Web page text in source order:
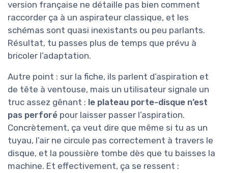
version française ne détaille pas bien comment
raccorder ça à un aspirateur classique, et les
schémas sont quasi inexistants ou peu parlants.
Résultat, tu passes plus de temps que prévu à
bricoler l’adaptation.
Autre point : sur la fiche, ils parlent d’aspiration et
de tête à ventouse, mais un utilisateur signale un
truc assez gênant : le plateau porte-disque n’est
pas perforé pour laisser passer l’aspiration.
Concrètement, ça veut dire que même si tu as un
tuyau, l’air ne circule pas correctement à travers le
disque, et la poussière tombe dès que tu baisses la
machine. Et effectivement, ça se ressent :